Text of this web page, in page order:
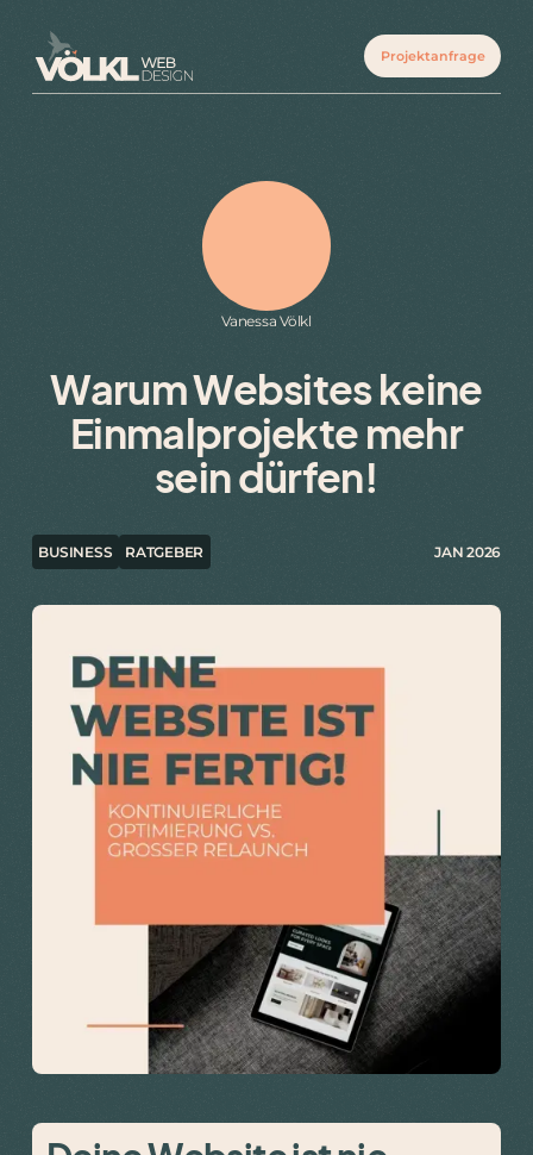
Projektanfrage
Vanessa Völkl
Warum Websites keine
Einmalprojekte mehr
sein dürfen!
BUSINESS RATGEBER JAN 2026